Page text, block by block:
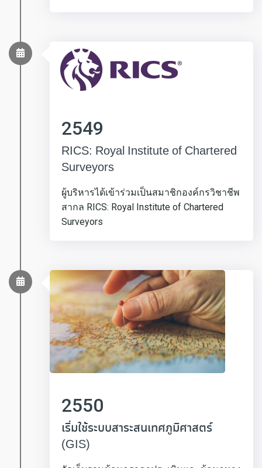
2549
RICS: Royal Institute of Chartered
Surveyors
ผู้บริหารได้เข้าร่วมเป็นสมาชิกองค์กรวิชาชีพ
สากล RICS: Royal Institute of Chartered
Surveyors
2550
เริ่มใช้ระบบสาระสนเทศภูมิศาสตร์
(GIS)